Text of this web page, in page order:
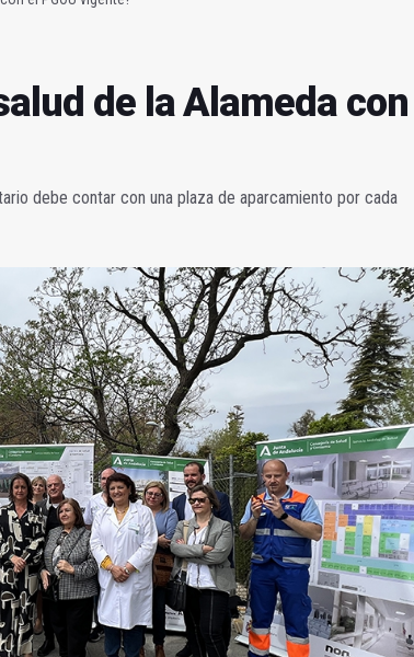
de la Alameda con
debe contar con una plaza de aparcamiento por cada